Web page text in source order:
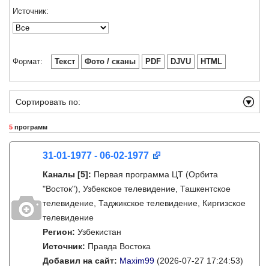
Источник:
Формат: Текст Фото / сканы PDF DJVU HTML
Сортировать по:
5 программ
31-01-1977 - 06-02-1977
Каналы [5]: Первая программа ЦТ (Орбита
"Восток"), Узбекское телевидение, Ташкентское
телевидение, Таджикское телевидение, Киргизское
телевидение
Регион: Узбекистан
Источник: Правда Востока
Добавил на сайт: Maxim99 (2026-07-27 17:24:53)